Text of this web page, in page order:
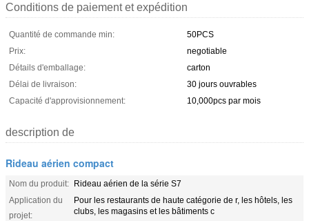
Conditions de paiement et expédition
Quantité de commande min:
50PCS
Prix:
negotiable
Détails d'emballage:
carton
Délai de livraison:
30 jours ouvrables
Capacité d'approvisionnement:
10,000pcs par mois
description de
Rideau aérien compact
Nom du produit: Rideau aérien de la série S7
Application du
projet:
Pour les restaurants de haute catégorie de r, les hôtels, les
clubs, les magasins et les bâtiments c